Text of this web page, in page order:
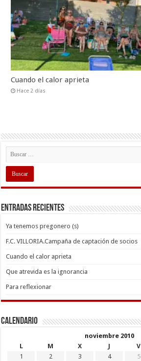
Cuando el calor aprieta
Hace 2 días
Entradas recientes
Ya tenemos pregonero (s)
F.C. VILLORIA.Campaña de captación de socios
Cuando el calor aprieta
Que atrevida es la ignorancia
Para reflexionar
Calendario
noviembre 2010
L
M X J V
1
2 3 4 5